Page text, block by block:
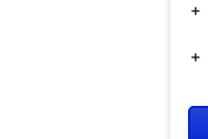
＋
＋